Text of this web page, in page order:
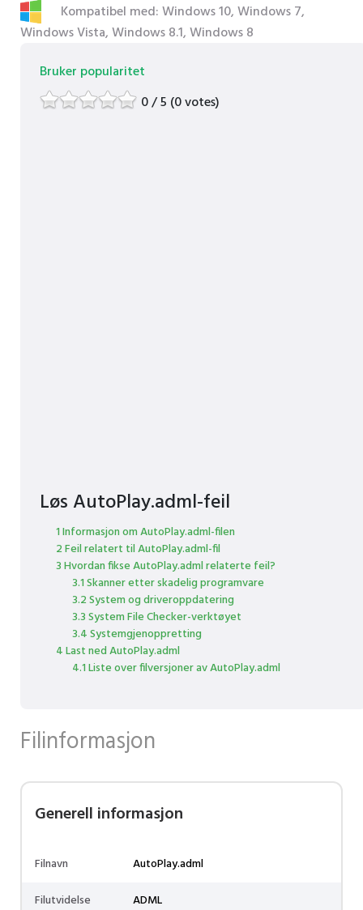
Kompatibel med: Windows 10, Windows 7,
Windows Vista, Windows 8.1, Windows 8
Bruker popularitet
0 / 5 (0 votes)
Løs AutoPlay.adml-feil
1 Informasjon om AutoPlay.adml-filen
2 Feil relatert til AutoPlay.adml-fil
3 Hvordan fikse AutoPlay.adml relaterte feil?
3.1 Skanner etter skadelig programvare
3.2 System og driveroppdatering
3.3 System File Checker-verktøyet
3.4 Systemgjenoppretting
4 Last ned AutoPlay.adml
4.1 Liste over filversjoner av AutoPlay.adml
Filinformasjon
Generell informasjon
Filnavn
AutoPlay.adml
Filutvidelse
ADML